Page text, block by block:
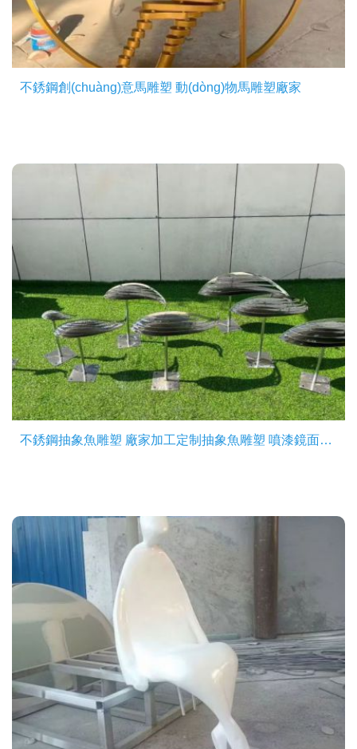
不銹鋼創(chuàng)意馬雕塑 動(dòng)物馬雕塑廠家
不銹鋼抽象魚雕塑 廠家加工定制抽象魚雕塑 噴漆鏡面工藝